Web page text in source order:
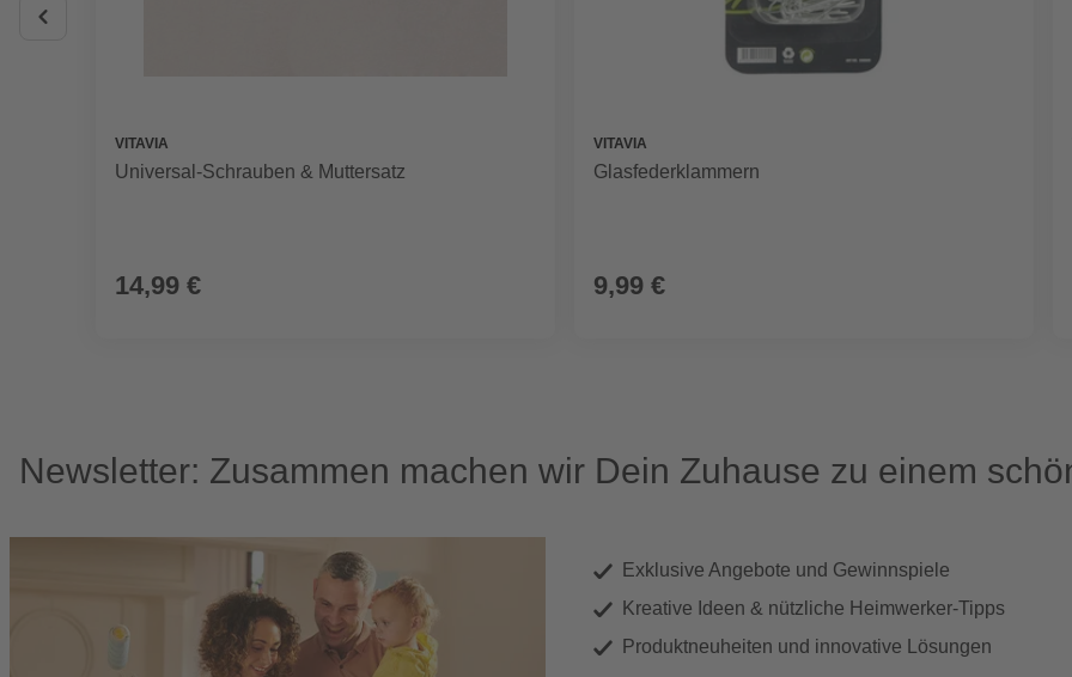
VITAVIA
Universal-Schrauben & Muttersatz
14,99 €
VITAVIA
Glasfederklammern
9,99 €
Newsletter: Zusammen machen wir Dein Zuhause zu einem
Exklusive Angebote und Gewinnspiele
Kreative Ideen & nützliche Heimwerker-Tipps
Produktneuheiten und innovative Lösungen